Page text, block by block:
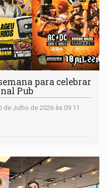
para celebrar
Pub
de Julho de 2026 às 09:11